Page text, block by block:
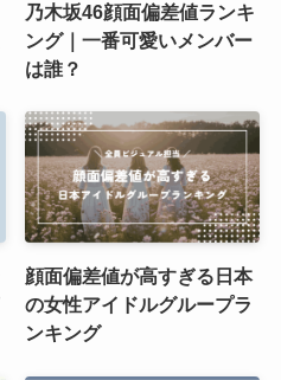
乃木坂46顔面偏差値ランキ
ング｜一番可愛いメンバー
は誰？
顔面偏差値が高すぎる日本
の女性アイドルグループラ
ンキング